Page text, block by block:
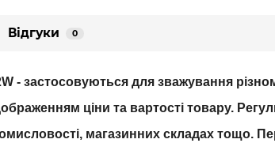
Відгуки 0
- застосовуються для зважування
ціни та вартості товару.
магазинних складах тощо.